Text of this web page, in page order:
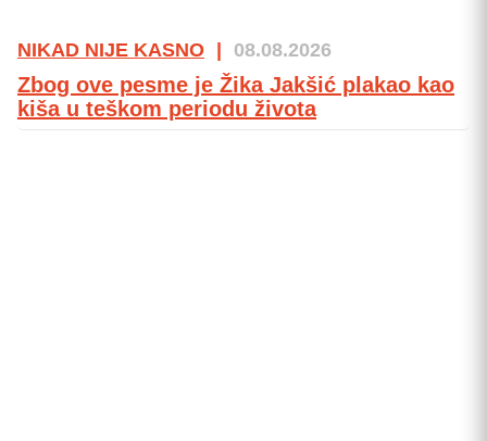
NIKAD NIJE KASNO 08.08.2026
Zbog ove pesme je Žika Jakšić plakao kao
kiša u teškom periodu života